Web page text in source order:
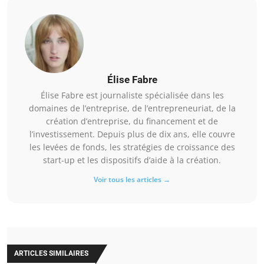
Élise Fabre
Élise Fabre est journaliste spécialisée dans les
domaines de l’entreprise, de l’entrepreneuriat, de la
création d’entreprise, du financement et de
l’investissement. Depuis plus de dix ans, elle couvre
les levées de fonds, les stratégies de croissance des
start-up et les dispositifs d’aide à la création.
Voir tous les articles →
ARTICLES SIMILAIRES